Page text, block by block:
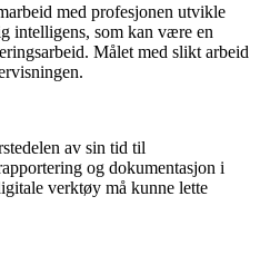
med profesjonen utvikle
intelligens, som kan være en
Målet med slikt arbeid
av sin tid til
og dokumentasjon i
verktøy må kunne lette